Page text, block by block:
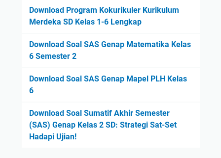
Download Program Kokurikuler Kurikulum
Merdeka SD Kelas 1-6 Lengkap
Download Soal SAS Genap Matematika Kelas
6 Semester 2
Download Soal SAS Genap Mapel PLH Kelas
6
Download Soal Sumatif Akhir Semester
(SAS) Genap Kelas 2 SD: Strategi Sat-Set
Hadapi Ujian!